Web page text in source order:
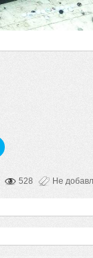
528 Не